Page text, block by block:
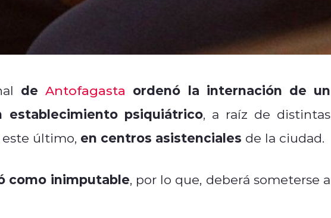
deAntofagasta ordenó la internación de un
establecimiento psiquiátrico, a raíz de distintas
último, en centros asistenciales de la ciudad.
como inimputable, por lo que, deberá someterse a